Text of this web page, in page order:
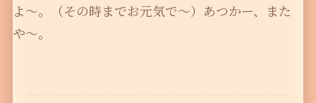
よ〜。（その時までお元気で〜）あつかー、また
や〜。